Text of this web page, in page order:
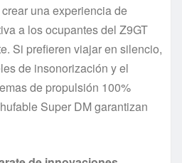
una experiencia de
a los ocupantes del Z9GT
Si prefieren viajar en silencio,
de insonorización y el
de propulsión 100%
Super DM garantizan